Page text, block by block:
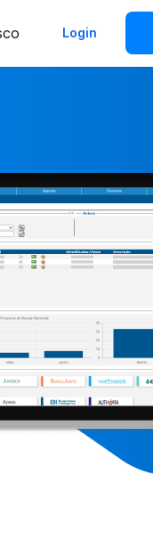
Login